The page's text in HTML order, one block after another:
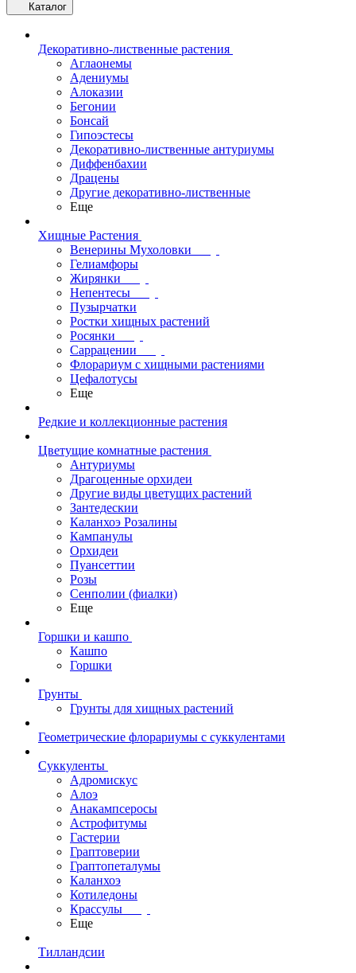
Каталог
Декоративно-лиственные растения
Аглаонемы
Адениумы
Алоказии
Бегонии
Бонсай
Гипоэстесы
Декоративно-лиственные антуриумы
Диффенбахии
Драцены
Другие декоративно-лиственные
Еще
Хищные Растения
Венерины Мухоловки
Гелиамфоры
Жирянки
Непентесы
Пузырчатки
Ростки хищных растений
Росянки
Саррацении
Флорариум с хищными растениями
Цефалотусы
Еще
Редкие и коллекционные растения
Цветущие комнатные растения
Антуриумы
Драгоценные орхидеи
Другие виды цветущих растений
Зантедескии
Каланхоэ Розалины
Кампанулы
Орхидеи
Пуансеттии
Розы
Сенполии (фиалки)
Еще
Горшки и кашпо
Кашпо
Горшки
Грунты
Грунты для хищных растений
Геометрические флорариумы с суккулентами
Суккуленты
Адромискус
Алоэ
Анакампсеросы
Астрофитумы
Гастерии
Граптоверии
Граптопеталумы
Каланхоэ
Котиледоны
Крассулы
Еще
Тилландсии